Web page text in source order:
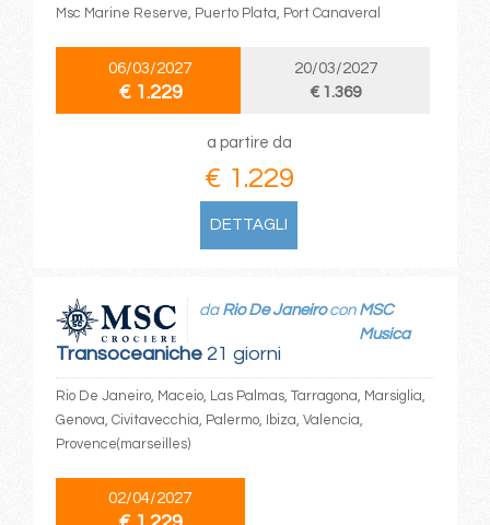
Msc Marine Reserve, Puerto Plata, Port Canaveral
06/03/2027
€ 1.229
20/03/2027
€ 1.369
a partire da
€ 1.229
DETTAGLI
Transoceaniche21 giorni
da Rio De Janeirocon MSC
Musica
Rio De Janeiro, Maceio, Las Palmas, Tarragona, Marsiglia,
Genova, Civitavecchia, Palermo, Ibiza, Valencia,
Provence(marseilles)
02/04/2027